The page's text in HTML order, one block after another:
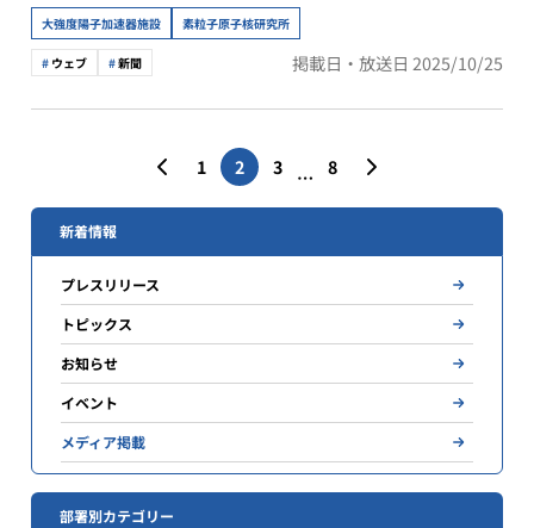
大強度陽子加速器施設 素粒子原子核研究所
ウェブ 新聞 掲載日・放送日 2025/10/25
稿
1 2 3 … 8
新着情報
プレスリリース
トピックス
お知らせ
イベント
メディア掲載
部署別カテゴリー